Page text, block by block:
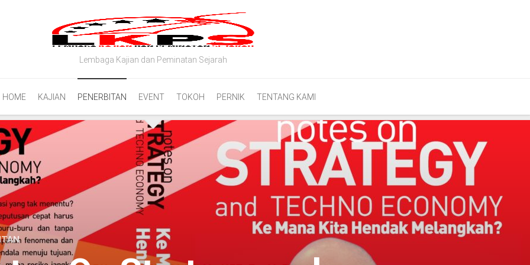
Lembaga Kajian dan Peminatan Sejarah
HOME KAJIAN PENERBITAN EVENT TOKOH PERNIK TENTANG KAMI